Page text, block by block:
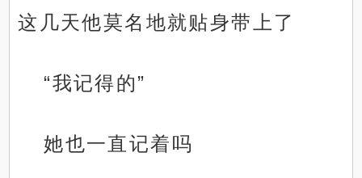
这几天他莫名地就贴身带上了
“我记得的”
她也一直记着吗